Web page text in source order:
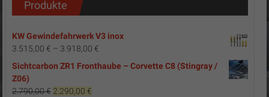
Produkte
KW Gewindefahrwerk V3 inox
3.515,00 € – 3.918,00 €
Sichtcarbon ZR1 Fronthaube – Corvette C8 (Stingray /
Z06)
2.790,00€ Ursprünglicher
2.290,00 €Aktueller